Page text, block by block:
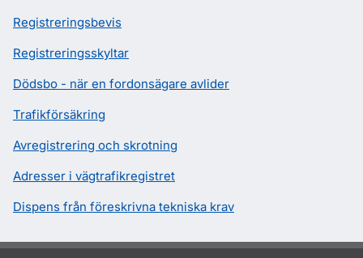
Registreringsbevis
Registreringsskyltar
Dödsbo - när en fordonsägare avlider
Trafikförsäkring
Avregistrering och skrotning
Adresser i vägtrafikregistret
Dispens från föreskrivna tekniska krav